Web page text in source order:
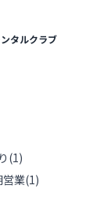
ンタルクラブ
(1)
営業(1)